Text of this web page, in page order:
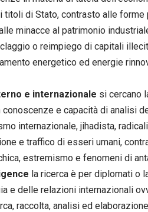
titoli di Stato, contrasto alle
minacce al patrimonio
o reimpiego di capitali
energetico ed energie
e internazionale si cercano
conoscenze e capacità di analisi
internazionale, jihadista,
e traffico di esseri umani,
estremismo e fenomeni di
la ricerca è per diplomati o
e delle relazioni internazionali
raccolta, analisi ed